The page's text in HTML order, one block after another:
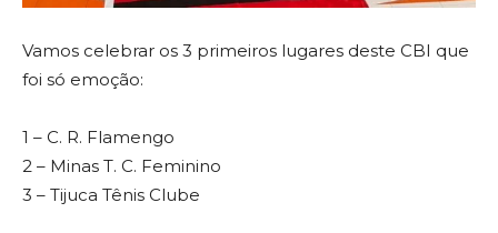
Vamos celebrar os 3 primeiros lugares deste CBI que
foi só emoção:
1 – C. R. Flamengo
2 – Minas T. C. Feminino
3 – Tijuca Tênis Clube